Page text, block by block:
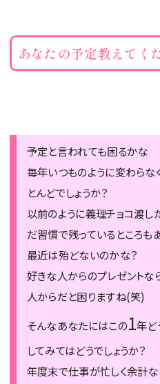
あなたの予定教えてく
予定と言われても困るかな
毎年いつものように変わら
とんどでしょうか？
以前のように義理チョコ渡
だ習慣で残っているところも
最近は殆どないのかな？
好きな人からのプレゼント
人からだと困りますね(笑)
そんなあなたにはこの1年ど
してみてはどうでしょうか？
年度末で仕事が忙しく余計